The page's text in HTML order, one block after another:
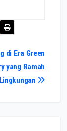
di Era Green
yang Ramah
Lingkungan